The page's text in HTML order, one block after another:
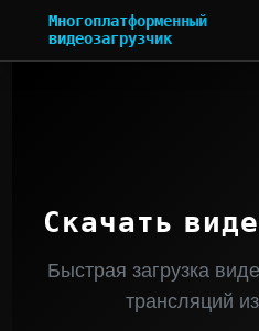
Многоплатформенный
видеозагрузчик
Скачать
Быстрая загрузка
трансляций